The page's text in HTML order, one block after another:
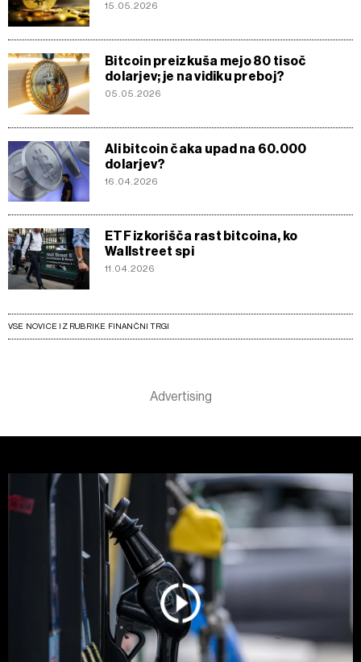
15.05.2026
Bitcoin preizkuša mejo 80 tisoč
dolarjev; je na vidiku preboj?
05.05.2026
Ali bitcoin čaka upad na 60.000
dolarjev?
16.04.2026
ETF izkorišča rast bitcoina, ko
Wallstreet spi
11.04.2026
VSE NOVICE IZ RUBRIKE FINANČNI TRGI